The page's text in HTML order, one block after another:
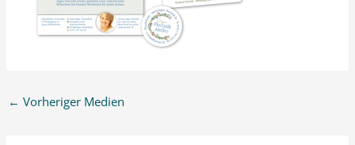
← Vorheriger Medien